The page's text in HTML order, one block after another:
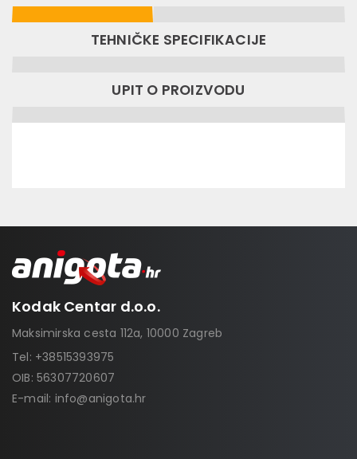
TEHNIČKE SPECIFIKACIJE
UPIT O PROIZVODU
Kodak Centar d.o.o.
Maksimirska cesta 112a, 10000 Zagreb
Tel: +38515393975
OIB: 56307720607
E-mail: info@anigota.hr